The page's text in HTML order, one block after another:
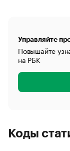
Управляйте
Повышайте
на РБК
Коды